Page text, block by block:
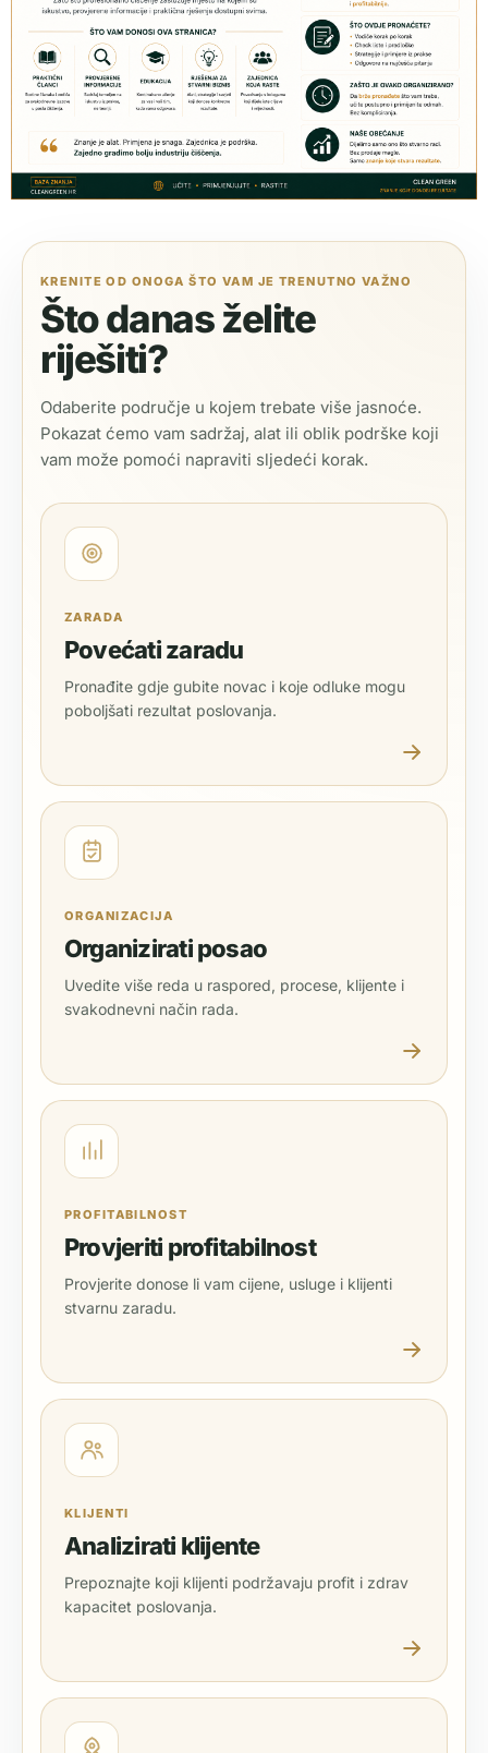
KRENITE OD ONOGA ŠTO VAM JE TRENUTNO VAŽNO
Što danas želite
riješiti?
Odaberite područje u kojem trebate više jasnoće.
Pokazat ćemo vam sadržaj, alat ili oblik podrške koji
vam može pomoći napraviti sljedeći korak.
ZARADA
Povećati zaradu
Pronađite gdje gubite novac i koje odluke mogu
poboljšati rezultat poslovanja.
ORGANIZACIJA
Organizirati posao
Uvedite više reda u raspored, procese, klijente i
svakodnevni način rada.
PROFITABILNOST
Provjeriti profitabilnost
Provjerite donose li vam cijene, usluge i klijenti
stvarnu zaradu.
KLIJENTI
Analizirati klijente
Prepoznajte koji klijenti podržavaju profit i zdrav
kapacitet poslovanja.